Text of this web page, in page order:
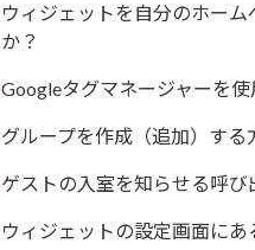
ウィジェットを自分のホー
か？
Googleタグマネージャーを
グループを作成（追加）する
ゲストの入室を知らせる呼び
ウィジェットの設定画面に